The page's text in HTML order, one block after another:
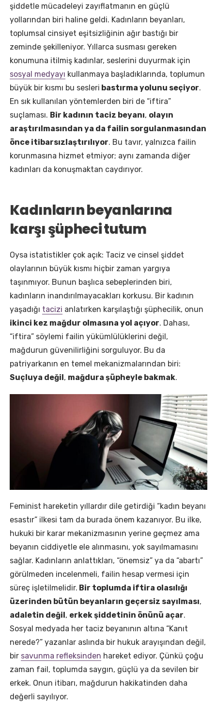
şiddetle mücadeleyi zayıflatmanın en güçlü
yollarından biri haline geldi. Kadınların beyanları,
toplumsal cinsiyet eşitsizliğinin ağır bastığı bir
zeminde şekilleniyor. Yıllarca susması gereken
konumuna itilmiş kadınlar, seslerini duyurmak için
sosyal medyayı kullanmaya başladıklarında, toplumun
büyük bir kısmı bu sesleri bastırma yolunu seçiyor.
En sık kullanılan yöntemlerden biri de “iftira”
suçlaması. Bir kadının taciz beyanı, olayın
araştırılmasından ya da failin sorgulanmasından
önce itibarsızlaştırılıyor. Bu tavır, yalnızca failin
korunmasına hizmet etmiyor; aynı zamanda diğer
kadınları da konuşmaktan caydırıyor.
Kadınların beyanlarına
karşı şüpheci tutum
Oysa istatistikler çok açık: Taciz ve cinsel şiddet
olaylarının büyük kısmı hiçbir zaman yargıya
taşınmıyor. Bunun başlıca sebeplerinden biri,
kadınların inandırılmayacakları korkusu. Bir kadının
yaşadığı tacizi anlatırken karşılaştığı şüphecilik, onun
ikinci kez mağdur olmasına yol açıyor. Dahası,
“iftira” söylemi failin yükümlülüklerini değil,
mağdurun güvenilirliğini sorguluyor. Bu da
patriyarkanın en temel mekanizmalarından biri:
Suçluya değil , mağdura şüpheyle bakmak.
Feminist hareketin yıllardır dile getirdiği “kadın beyanı
esastır” ilkesi tam da burada önem kazanıyor. Bu ilke,
hukuki bir karar mekanizmasının yerine geçmez ama
beyanın ciddiyetle ele alınmasını, yok sayılmamasını
sağlar. Kadınların anlattıkları, “önemsiz” ya da “abartı”
görülmeden incelenmeli, failin hesap vermesi için
süreç işletilmelidir. Bir toplumda iftira olasılığı
üzerinden bütün beyanların geçersiz sayılması,
adaletin değil, erkek şiddetinin önünü açar.
Sosyal medyada her taciz beyanının altına “Kanıt
nerede?” yazanlar aslında bir hukuk arayışından değil,
bir savunma refleksinden hareket ediyor. Çünkü çoğu
zaman fail, toplumda saygın, güçlü ya da sevilen bir
erkek. Onun itibarı, mağdurun hakikatinden daha
değerli sayılıyor.